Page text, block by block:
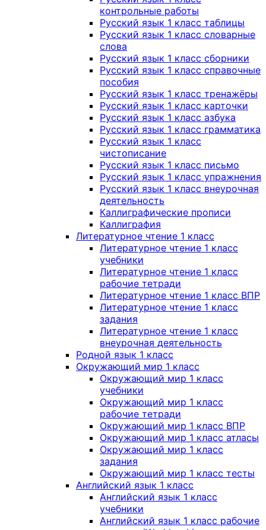
контрольные работы
Русский язык 1 класс таблицы
Русский язык 1 класс словарные
слова
Русский язык 1 класс сборники
Русский язык 1 класс справочные
пособия
Русский язык 1 класс тренажёры
Русский язык 1 класс карточки
Русский язык 1 класс азбука
Русский язык 1 класс грамматика
Русский язык 1 класс
чистописание
Русский язык 1 класс письмо
Русский язык 1 класс упражнения
Русский язык 1 класс внеурочная
деятельность
Каллиграфические прописи
Каллиграфия
Литературное чтение 1 класс
Литературное чтение 1 класс
учебники
Литературное чтение 1 класс
рабочие тетради
Литературное чтение 1 класс ВПР
Литературное чтение 1 класс
задания
Литературное чтение 1 класс
внеурочная деятельность
Родной язык 1 класс
Окружающий мир 1 класс
Окружающий мир 1 класс
учебники
Окружающий мир 1 класс
рабочие тетради
Окружающий мир 1 класс ВПР
Окружающий мир 1 класс атласы
Окружающий мир 1 класс
задания
Окружающий мир 1 класс тесты
Английский язык 1 класс
Английский язык 1 класс
учебники
Английский язык 1 класс рабочие